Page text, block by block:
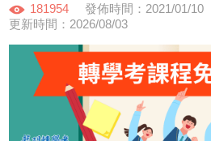
181954
發佈時間：2021/01/10
更新時間：2026/08/03